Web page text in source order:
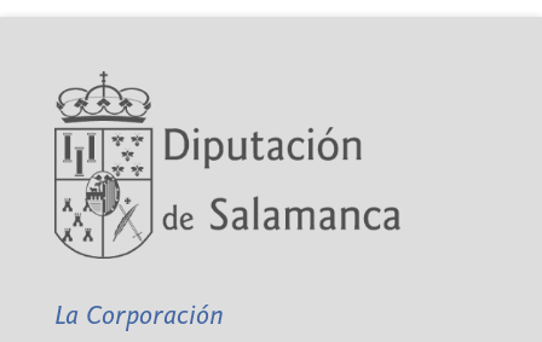
La Corporación